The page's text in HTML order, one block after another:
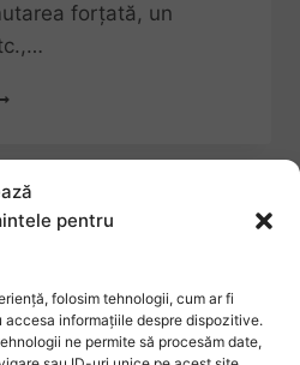
pentru
folosim tehnologii, cum ar fi
informațiile despre dispozitive.
ne permite să procesăm date,
forțată, un